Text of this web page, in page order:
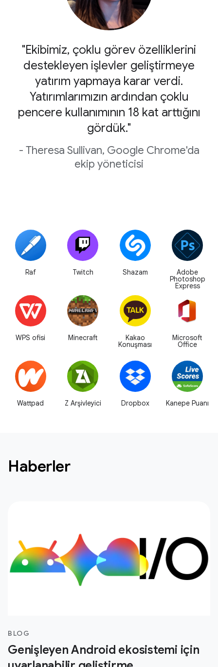
"Ekibimiz, çoklu görev özelliklerini
destekleyen işlevler geliştirmeye
yatırım yapmaya karar verdi.
Yatırımlarımızın ardından çoklu
pencere kullanımının 18 kat arttığını
gördük."
- Theresa Sullivan, Google Chrome'da
ekip yöneticisi
Raf Twitch Shazam Adobe
Photoshop
Express
WPS ofisi Minecraft Kakao
Konuşması
Microsoft
Office
Wattpad Z Arşivleyici Dropbox Kanepe Puanı
Haberler
BLOG
Genişleyen Android ekosistemi için